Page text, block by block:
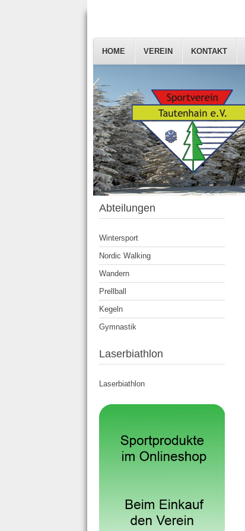
HOME VEREIN KONTAKT
Abteilungen
Wintersport
Nordic Walking
Wandern
Prellball
Kegeln
Gymnastik
Laserbiathlon
Laserbiathlon